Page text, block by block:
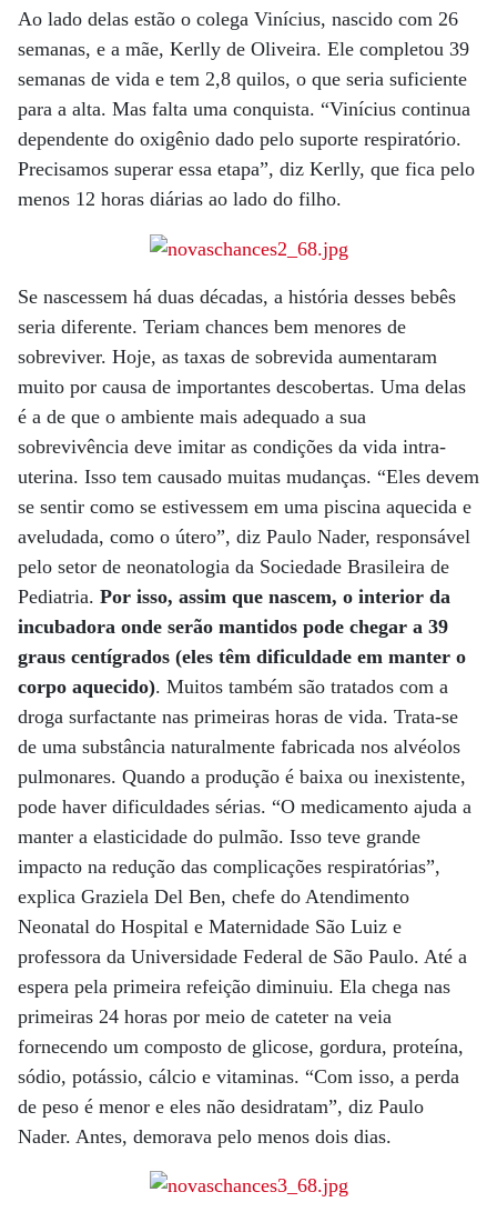
Ao lado delas estão o colega Vinícius, nascido com 26
semanas, e a mãe, Kerlly de Oliveira. Ele completou 39
semanas de vida e tem 2,8 quilos, o que seria suficiente
para a alta. Mas falta uma conquista. “Vinícius continua
dependente do oxigênio dado pelo suporte respiratório.
Precisamos superar essa etapa”, diz Kerlly, que fica pelo
menos 12 horas diárias ao lado do filho.
Se nascessem há duas décadas, a história desses bebês
seria diferente. Teriam chances bem menores de
sobreviver. Hoje, as taxas de sobrevida aumentaram
muito por causa de importantes descobertas. Uma delas
é a de que o ambiente mais adequado a sua
sobrevivência deve imitar as condições da vida intra-
uterina. Isso tem causado muitas mudanças. “Eles devem
se sentir como se estivessem em uma piscina aquecida e
aveludada, como o útero”, diz Paulo Nader, responsável
pelo setor de neonatologia da Sociedade Brasileira de
Pediatria. Por isso, assim que nascem, o interior da
incubadora onde serão mantidos pode chegar a 39
graus centígrados (eles têm dificuldade em manter o
corpo aquecido). Muitos também são tratados com a
droga surfactante nas primeiras horas de vida. Trata-se
de uma substância naturalmente fabricada nos alvéolos
pulmonares. Quando a produção é baixa ou inexistente,
pode haver dificuldades sérias. “O medicamento ajuda a
manter a elasticidade do pulmão. Isso teve grande
impacto na redução das complicações respiratórias”,
explica Graziela Del Ben, chefe do Atendimento
Neonatal do Hospital e Maternidade São Luiz e
professora da Universidade Federal de São Paulo. Até a
espera pela primeira refeição diminuiu. Ela chega nas
primeiras 24 horas por meio de cateter na veia
fornecendo um composto de glicose, gordura, proteína,
sódio, potássio, cálcio e vitaminas. “Com isso, a perda
de peso é menor e eles não desidratam”, diz Paulo
Nader. Antes, demorava pelo menos dois dias.